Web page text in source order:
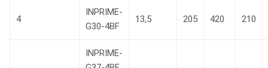
4
INPRIME-
G30-4BF
13,5 205 420 210
INPRIME-